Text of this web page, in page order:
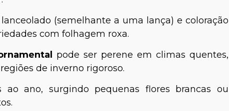
(semelhante a uma lança) e coloração
com folhagem roxa.
pode ser perene em climas quentes,
de inverno rigoroso.
ao ano, surgindo pequenas flores brancas ou